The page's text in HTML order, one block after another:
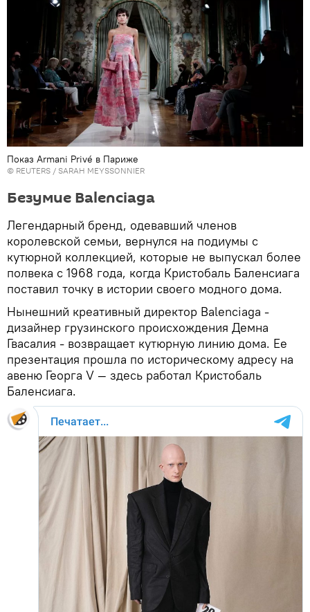
Показ Armani Privé в Париже
© REUTERS / SARAH MEYSSONNIER
Безумие Balenciaga
Легендарный бренд, одевавший членов
королевской семьи, вернулся на подиумы с
кутюрной коллекцией, которые не выпускал более
полвека с 1968 года, когда Кристобаль Баленсиага
поставил точку в истории своего модного дома.
Нынешний креативный директор Balenciaga -
дизайнер грузинского происхождения Демна
Гвасалия - возвращает кутюрную линию дома. Ее
презентация прошла по историческому адресу на
авеню Георга V — здесь работал Кристобаль
Баленсиага.